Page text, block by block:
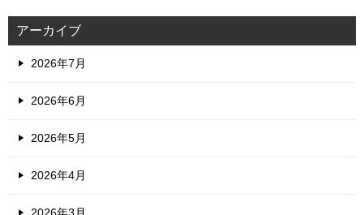
アーカイブ
2026年7月
2026年6月
2026年5月
2026年4月
2026年3月